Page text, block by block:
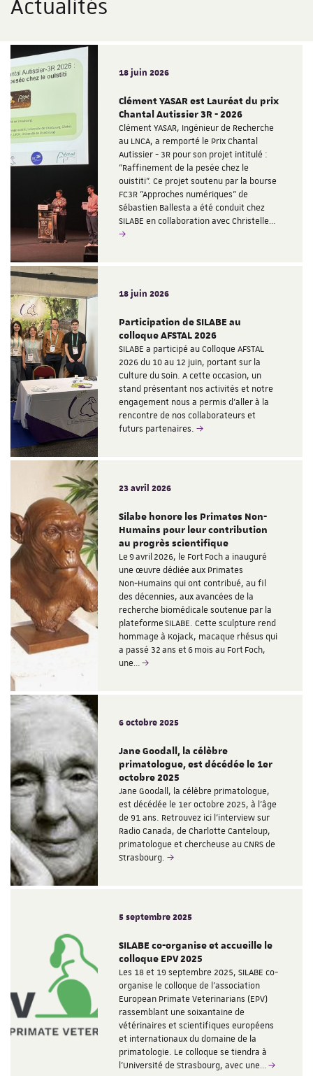
Actualités
18 juin 2026
Clément YASAR est Lauréat du prix
Chantal Autissier 3R - 2026
Clément YASAR, Ingénieur de Recherche
au LNCA, a remporté le Prix Chantal
Autissier - 3R pour son projet intitulé :
"Raffinement de la pesée chez le
ouistiti". Ce projet soutenu par la bourse
FC3R "Approches numériques" de
Sébastien Ballesta a été conduit chez
SILABE en collaboration avec Christelle…
18 juin 2026
Participation de SILABE au
colloque AFSTAL 2026
SILABE a participé au Colloque AFSTAL
2026 du 10 au 12 juin, portant sur la
Culture du Soin. A cette occasion, un
stand présentant nos activités et notre
engagement nous a permis d'aller à la
rencontre de nos collaborateurs et
futurs partenaires.
23 avril 2026
Silabe honore les Primates Non-
Humains pour leur contribution
au progrès scientifique
Le 9 avril 2026, le Fort Foch a inauguré
une œuvre dédiée aux Primates
Non‑Humains qui ont contribué, au fil
des décennies, aux avancées de la
recherche biomédicale soutenue par la
plateforme SILABE. Cette sculpture rend
hommage à Kojack, macaque rhésus qui
a passé 32 ans et 6 mois au Fort Foch,
une…
6 octobre 2025
Jane Goodall, la célèbre
primatologue, est décédée le 1er
octobre 2025
Jane Goodall, la célèbre primatologue,
est décédée le 1er octobre 2025, à l'âge
de 91 ans. Retrouvez ici l'interview sur
Radio Canada, de Charlotte Canteloup,
primatologue et chercheuse au CNRS de
Strasbourg.
5 septembre 2025
SILABE co-organise et accueille le
colloque EPV 2025
Les 18 et 19 septembre 2025, SILABE co-
organise le colloque de l'association
European Primate Veterinarians (EPV)
rassemblant une soixantaine de
vétérinaires et scientifiques européens
et internationaux du domaine de la
primatologie. Le colloque se tiendra à
l'Université de Strasbourg, avec une…